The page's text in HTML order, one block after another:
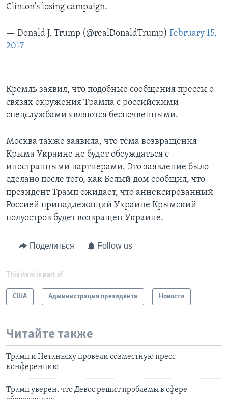
Clinton's losing campaign.
— Donald J. Trump (@realDonaldTrump) February 15,
2017
Кремль заявил, что подобные сообщения прессы о
связях окружения Трампа с российскими
спецслужбами являются беспочвенными.
Москва также заявила, что тема возвращения
Крыма Украине не будет обсуждаться с
иностранными партнерами. Это заявление было
сделано после того, как Белый дом сообщил, что
президент Трамп ожидает, что аннексированный
Россией принадлежащий Украине Крымский
полуостров будет возвращен Украине.
Поделиться Follow us
This item is part of
США Администрация президента Новости
Читайте также
Трамп и Нетаньяху провели совместную пресс-
конференцию
Трамп уверен, что Девос решит проблемы в сфере